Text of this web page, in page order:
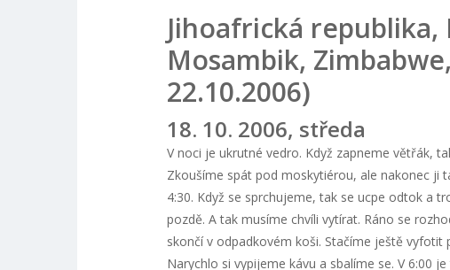
Jihoafrická republika,
Mosambik,
22.10.2006)
18. 10. 2006, středa
V noci je ukrutné vedro. Když zapneme větřák,
Zkoušíme spát pod moskytiérou, ale nakonec ji
4:30. Když se sprchujeme, tak se ucpe odtok a
pozdě. A tak musíme chvíli vytírat. Ráno se
skončí v odpadkovém koši. Stačíme ještě vyfotit
Narychlo si vypijeme kávu a sbalíme se. V 6:00